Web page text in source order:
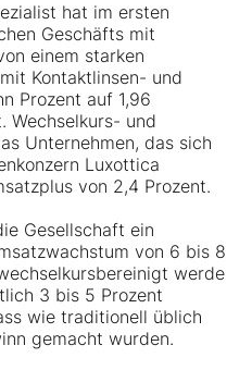
hat im ersten
Geschäfts mit
einem starken
Kontaktlinsen- und
Prozent auf 1,96
Wechselkurs- und
Unternehmen, das sich
Luxottica
von 2,4 Prozent.
Gesellschaft ein
von 6 bis 8
werde
3 bis 5 Prozent
wie traditionell üblich
gemacht wurden.